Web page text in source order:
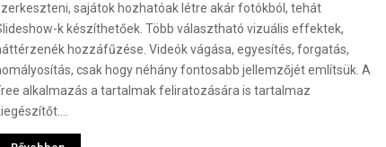
sajátok hozhatóak létre akár fotókból, tehát
k készíthetőek. Több választható vizuális effektek,
hozzáfűzése. Videók vágása, egyesítés, forgatás,
csak hogy néhány fontosabb jellemzőjét említsük. A
alkalmazás a tartalmak feliratozására is tartalmaz